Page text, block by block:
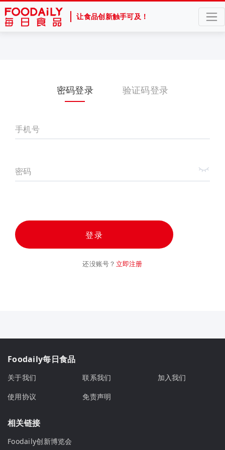
让食品创新触手可及！
密码登录 验证码登录
手机号
密码
登录
还没账号？ 立即注册
Foodaily每日食品
关于我们 联系我们
加入我们
使用协议
免责声明
相关链接
Foodaily创新博览会